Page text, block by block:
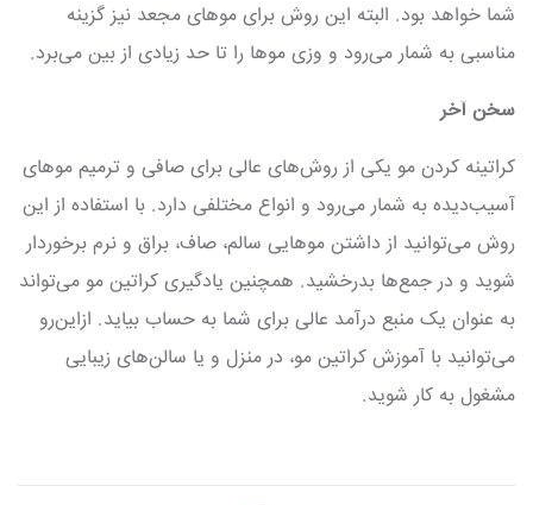
شما خواهد بود. البته این روش برای موهای مجعد نیز گزینه
مناسبی به شمار می‌رود و وزی موها را تا حد زیادی از بین می‌برد.
سخن آخر
کراتینه کردن مو یکی از روش‌های عالی برای صافی و ترمیم موهای
آسیب‌دیده به شمار می‌رود و انواع مختلفی دارد. با استفاده از این
روش می‌توانید از داشتن موهایی سالم، صاف، براق و نرم برخوردار
شوید و در جمع‌ها بدرخشید. همچنین یادگیری کراتین مو می‌تواند
به عنوان یک منبع درآمد عالی برای شما به حساب بیاید. ازاین‌رو
می‌توانید با آموزش کراتین مو، در منزل و یا سالن‌های زیبایی
مشغول به کار شوید.